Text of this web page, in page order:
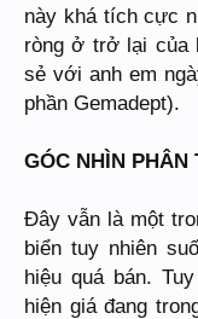
này khá tích cực
ròng ở trở lại của
sẻ với anh em
phần Gemadept).
GÓC NHÌN PHÂN
Đây vẫn là một
biển tuy nhiên
hiệu quá bán.
hiện giá đang